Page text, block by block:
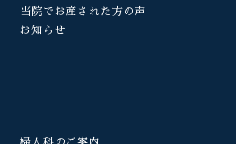
当院でお産された方の声
お知らせ